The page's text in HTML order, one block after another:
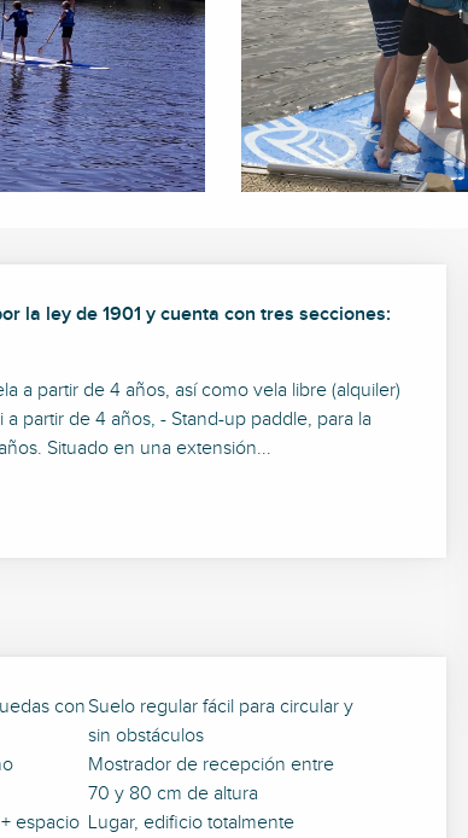
la ley de 1901 y cuenta con tres secciones:
a partir de 4 años, así como vela libre (alquiler)
partir de 4 años, - Stand-up paddle, para la
Situado en una extensión...
con Suelo regular fácil para circular y
sin obstáculos
Mostrador de recepción entre
70 y 80 cm de altura
espacio Lugar, edificio totalmente